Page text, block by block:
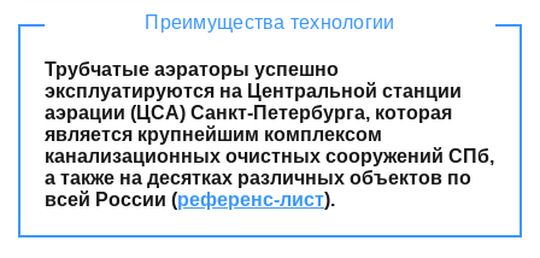
Преимущества технологии
Трубчатые аэраторы успешно
эксплуатируются на Центральной станции
аэрации (ЦСА) Санкт-Петербурга, которая
является крупнейшим комплексом
канализационных очистных сооружений СПб,
а также на десятках различных объектов по
всей России (референс-лист).